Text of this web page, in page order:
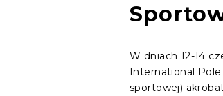
W dniach 12-14
International
sportowej)